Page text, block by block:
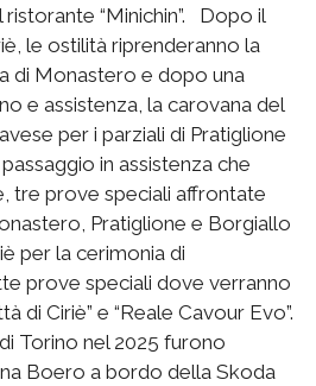
“Minichin”. Dopo il
le ostilità riprenderanno la
di Monastero e dopo una
e assistenza, la carovana del
per i parziali di Pratiglione
in assistenza che
tre prove speciali affrontate
Pratiglione e Borgiallo
per la cerimonia di
prove speciali dove verranno
di Ciriè” e “Reale Cavour Evo”.
Torino nel 2025 furono
Boero a bordo della Skoda